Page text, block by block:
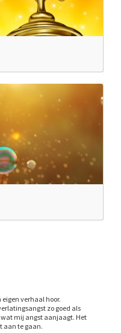
eigen verhaal hoor.
zo goed als
wat mij angst aanjaagt. Het
aan te gaan.